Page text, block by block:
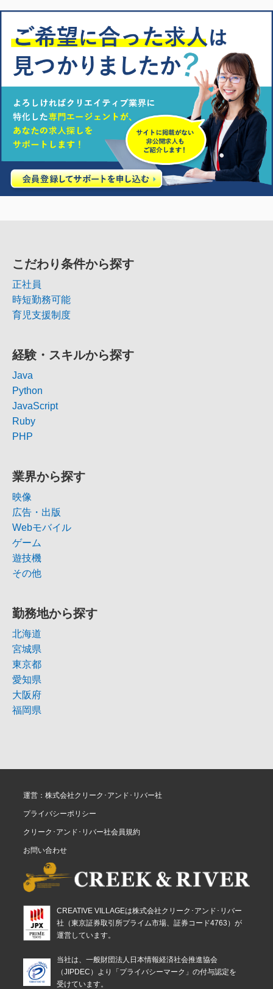
こだわり条件から探す
正社員
時短勤務可能
育児支援制度
経験・スキルから探す
Java
Python
JavaScript
Ruby
PHP
業界から探す
映像
広告・出版
Webモバイル
ゲーム
遊技機
その他
勤務地から探す
北海道
宮城県
東京都
愛知県
大阪府
福岡県
運営：株式会社クリーク･アンド･リバー社
プライバシーポリシー
クリーク･アンド･リバー社会員規約
お問い合わせ
CREATIVE VILLAGEは株式会社クリーク･アンド･リバー
社（東京証券取引所プライム市場、証券コード4763）が
運営しています。
当社は、一般財団法人日本情報経済社会推進協会
（JIPDEC）より「プライバシーマーク」の付与認定を
受けています。